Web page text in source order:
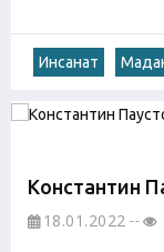
Инсанат
Константин
18.01.2022